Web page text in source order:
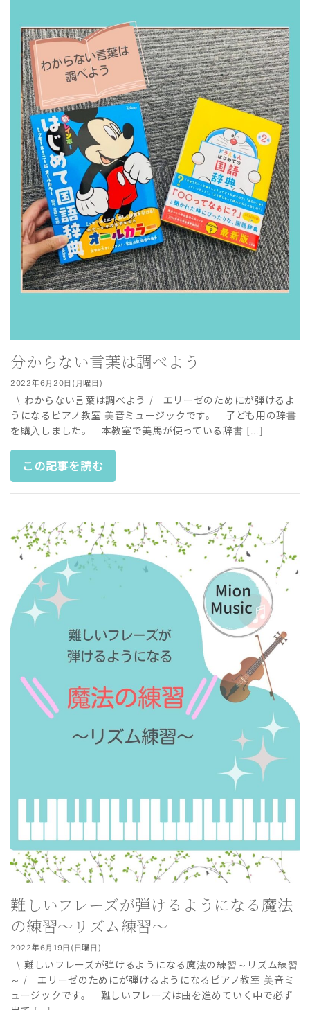
分からない言葉は調べよう
2022年6月20日(月曜日)
\ わからない言葉は調べよう / エリーゼのためにが弾けるよ
うになるピアノ教室 美音ミュージックです。 子ども用の辞書
を購入しました。 本教室で美馬が使っている辞書 […]
この記事を読む
難しいフレーズが弾けるようになる魔法
の練習〜リズム練習〜
2022年6月19日(日曜日)
\ 難しいフレーズが弾けるようになる魔法の練習～リズム練習
～ / エリーゼのためにが弾けるようになるピアノ教室 美音ミ
ュージックです。 難しいフレーズは曲を進めていく中で必ず